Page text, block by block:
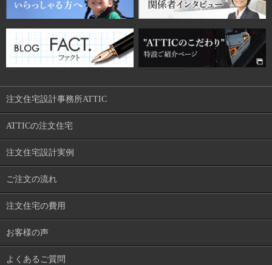
注文住宅設計事務所ATTIC
ATTICの注文住宅
注文住宅設計実例
ご注文の流れ
注文住宅の費用
お客様の声
よくあるご質問